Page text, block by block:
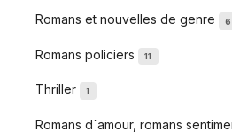
Romans et nouvelles de genre 6
Romans policiers 11
Thriller 1
Romans d´amour, romans